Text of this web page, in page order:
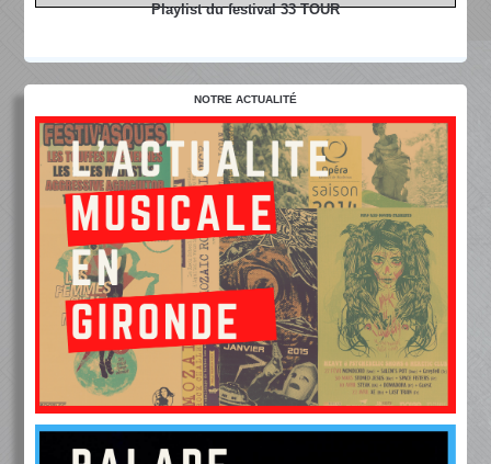
Playlist du festival 33 TOUR
NOTRE ACTUALITÉ